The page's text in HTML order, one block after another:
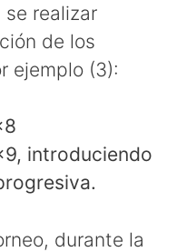
realizar
de los
ejemplo (3):
introduciendo
durante la